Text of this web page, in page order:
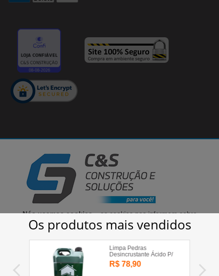
Cirino & Samara Comércio de Materiais Para Construção LTDA - 03.340.442/0001-75
© 2020 | Todos os direitos reservados
Nós usamos cookies– os cookies nos informam sobre
seu comportamento enquanto utiliza nosso site, para
que possamos melhorar a sua experiência, bem como
aprimorar as nossas comunicações e a oferta de
produtos. Ao prosseguir no nosso site você aceita a
instalação desses cookies.Clique aqui para saber